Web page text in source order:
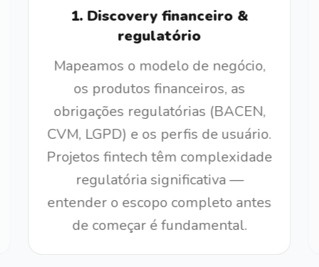
1. Discovery financeiro &
regulatório
Mapeamos o modelo de negócio,
os produtos financeiros, as
obrigações regulatórias (BACEN,
CVM, LGPD) e os perfis de usuário.
Projetos fintech têm complexidade
regulatória significativa —
entender o escopo completo antes
de começar é fundamental.